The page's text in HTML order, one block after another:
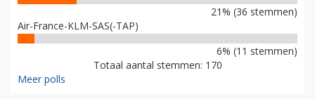
21% (36 stemmen)
Air-France-KLM-SAS(-TAP)
6% (11 stemmen)
Totaal aantal stemmen: 170
Meer polls